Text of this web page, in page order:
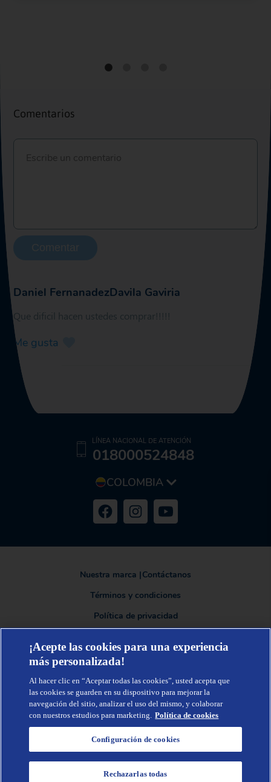
Comentarios
Daniel FernanadezDavila Gaviria
Que dificil hacen ustedes comprar!!!!!
Me gusta
COLOMBIA
LÍNEA NACIONAL DE ATENCIÓN
018000524848
Nuestra marca |Contáctanos
Términos y condiciones
Política de privacidad
TENA®, una marca de Essity - una compañía global líder en higiene y
nuestros productos, servicios y soluciones. Nuestro propósito es romper
barreras por el bienestar en beneficio de consumidores, pacientes,
cuidadores, clientes y la sociedad en general. Vendemos en
aproximadamente 150 países bajo las principales marcas globales TENA y
Tork, así como otras marcas como Actimove, Cutimed, JOBST, Knix,
millones de euros y empleó a 36,000 personas. La sede de la compañía está
ubicada en Estocolmo, Suecia, y Essity cotiza en Nasdaq Estocolmo. Más
¡Acepte las cookies para una experiencia
más personalizada!
Al hacer clic en “Aceptar todas las cookies”, usted acepta que
las cookies se guarden en su dispositivo para mejorar la
navegación del sitio, analizar el uso del mismo, y colaborar
con nuestros estudios para marketing. Política de cookies
Configuración de cookies
Rechazarlas todas